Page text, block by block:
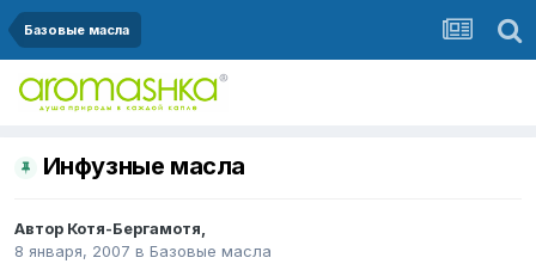
Базовые масла
Инфузные масла
Автор Котя-Бергамотя,
8 января, 2007 в Базовые масла